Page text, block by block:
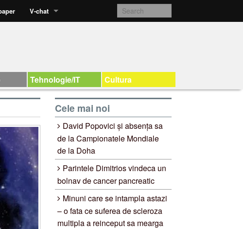
V-chat
Tehnologie/IT Cultura
Cele mai noi
David Popovici și absența sa
de la Campionatele Mondiale
de la Doha
Parintele Dimitrios vindeca un
bolnav de cancer pancreatic
Minuni care se intampla astazi
– o fata ce suferea de scleroza
multipla a reinceput sa mearga